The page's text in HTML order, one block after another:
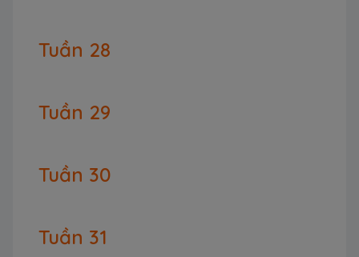
Tuần 28
Tuần 29
Tuần 30
Tuần 31